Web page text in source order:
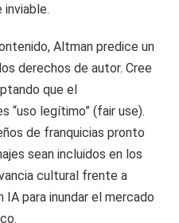
inviable.
Altman predice un
derechos de autor. Cree
que el
“uso legítimo” (fair use).
de franquicias pronto
sean incluidos en los
cultural frente a
IA para inundar el mercado